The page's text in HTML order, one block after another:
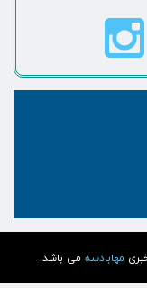
مهابادسه می باشد.